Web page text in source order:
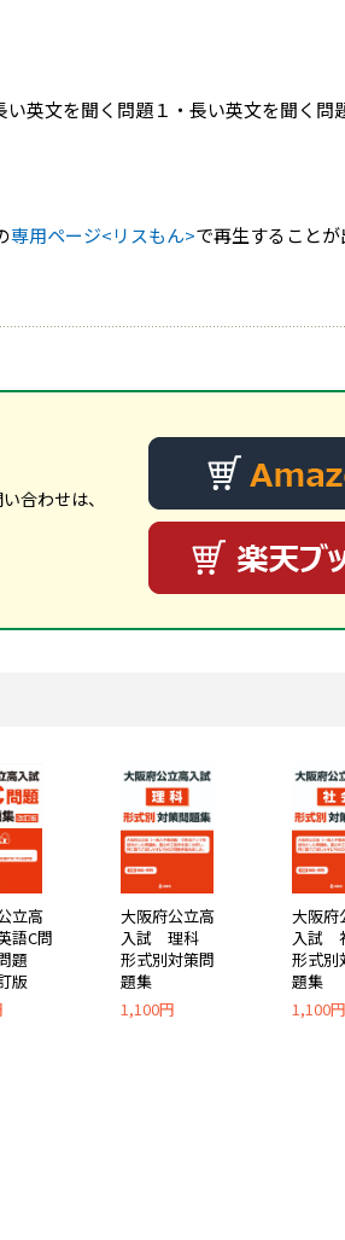
文を聞く問題１・長い英文を聞く問
専用ページ<リスもん>で再生することが
合わせは、
立高
語C問
題
版
大阪府公立高
入試 理科
形式別対策問
題集
1,100円
大阪府
入試
形式別
題集
1,100円